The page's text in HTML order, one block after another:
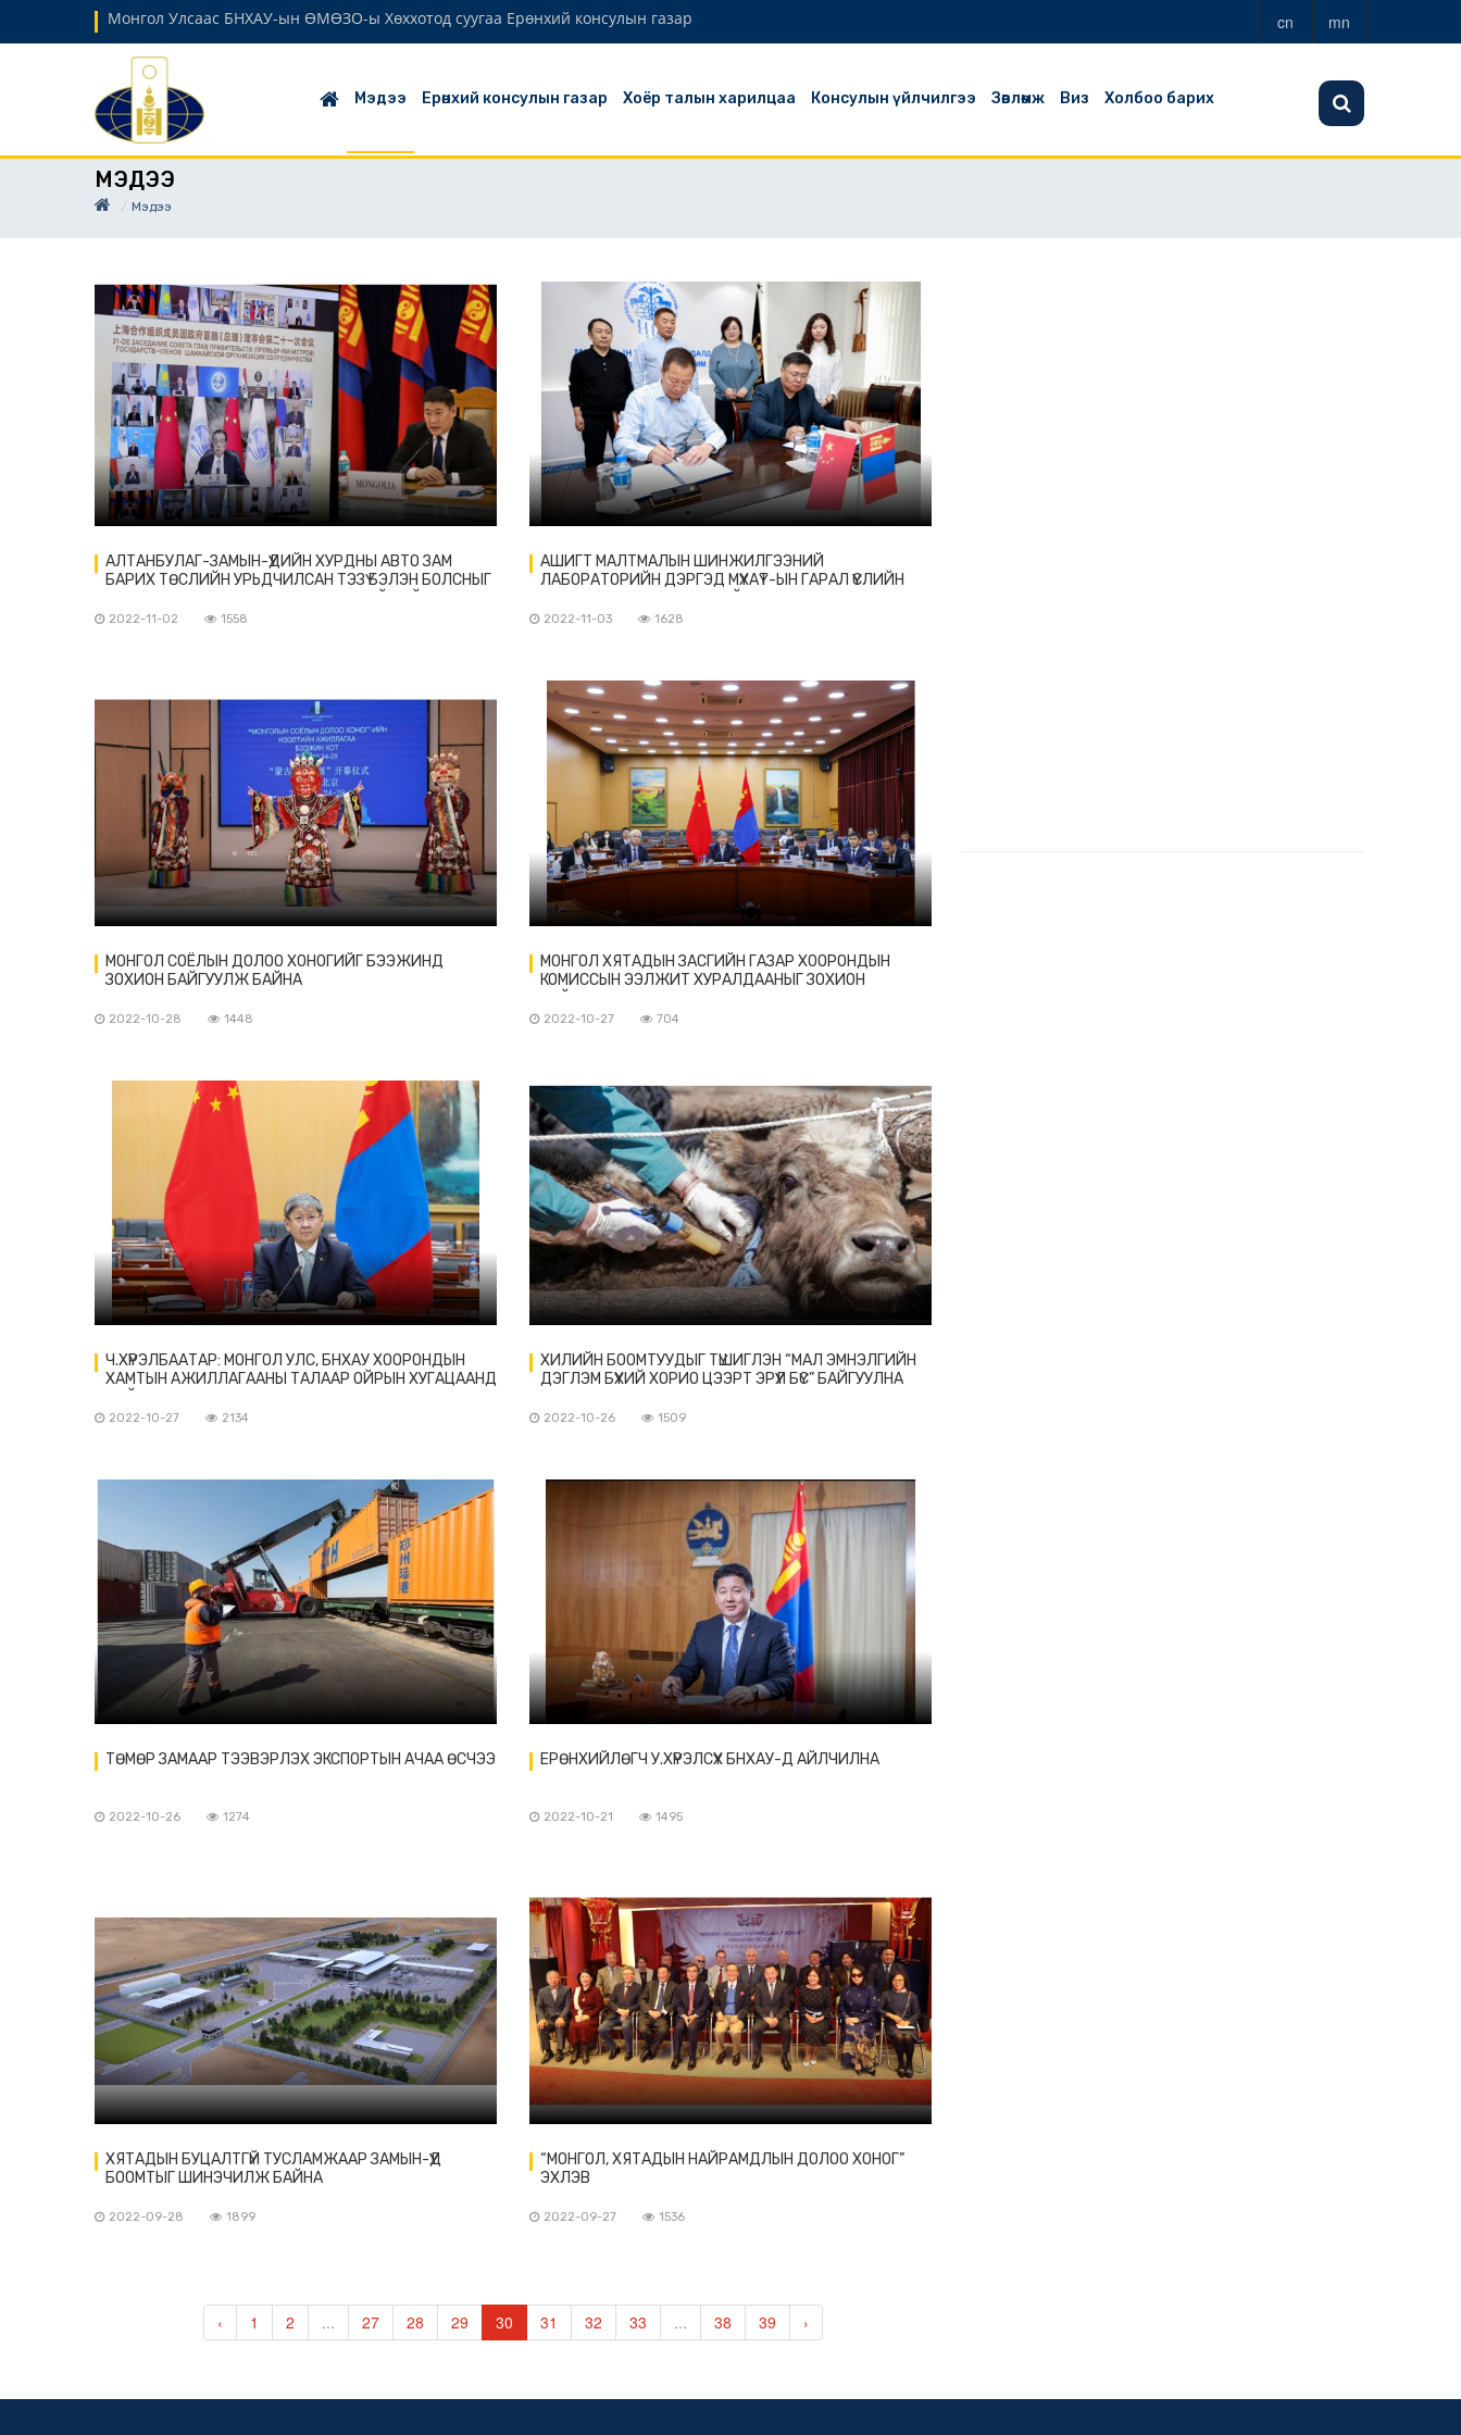
Монгол Улсаас БНХАУ-ын ӨМӨЗО-ы Хөххотод суугаа Ерөнхий консулын газар cn mn
Мэдээ Ерөнхий консулын газар Хоёр талын харилцаа Консулын үйлчилгээ Зөвлөмж Виз Холбоо барих
МЭДЭЭ
Мэдээ
АЛТАНБУЛАГ-ЗАМЫН-ҮҮДИЙН ХУРДНЫ АВТО ЗАМ
БАРИХ ТӨСЛИЙН УРЬДЧИЛСАН ТЭЗҮ БЭЛЭН БОЛСНЫГ
МЭДЭГДЛЭЭ
2022-11-02 1558
АШИГТ МАЛТМАЛЫН ШИНЖИЛГЭЭНИЙ
ЛАБОРАТОРИЙН ДЭРГЭД МҮХАҮТ-ЫН ГАРАЛ ҮҮСЛИЙН
2022-11-03 1628
МОНГОЛ СОЁЛЫН ДОЛОО ХОНОГИЙГ БЭЭЖИНД
ЗОХИОН БАЙГУУЛЖ БАЙНА
2022-10-28 1448
МОНГОЛ ХЯТАДЫН ЗАСГИЙН ГАЗАР ХООРОНДЫН
КОМИССЫН ЭЭЛЖИТ ХУРАЛДААНЫГ ЗОХИОН
2022-10-27 704
Ч.ХҮРЭЛБААТАР: МОНГОЛ УЛС, БНХАУ ХООРОНДЫН
ХАМТЫН АЖИЛЛАГААНЫ ТАЛААР ОЙРЫН ХУГАЦААНД
2022-10-27 2134
ХИЛИЙН БООМТУУДЫГ ТҮШИГЛЭН “МАЛ ЭМНЭЛГИЙН
ДЭГЛЭМ БҮХИЙ ХОРИО ЦЭЭРТ ЭРҮҮЛ БҮС” БАЙГУУЛНА
2022-10-26 1509
ТӨМӨР ЗАМААР ТЭЭВЭРЛЭХ ЭКСПОРТЫН АЧАА ӨСЧЭЭ
2022-10-26 1274
ЕРӨНХИЙЛӨГЧ У.ХҮРЭЛСҮХ БНХАУ-Д АЙЛЧИЛНА
2022-10-21 1495
ХЯТАДЫН БУЦАЛТГҮЙ ТУСЛАМЖААР ЗАМЫН-ҮҮД
БООМТЫГ ШИНЭЧИЛЖ БАЙНА
2022-09-28 1899
“МОНГОЛ, ХЯТАДЫН НАЙРАМДЛЫН ДОЛОО ХОНОГ”
ЭХЛЭВ
2022-09-27 1536
‹ 1 2 ... 27 28 29 30 31 32 33 ... 38 39 ›